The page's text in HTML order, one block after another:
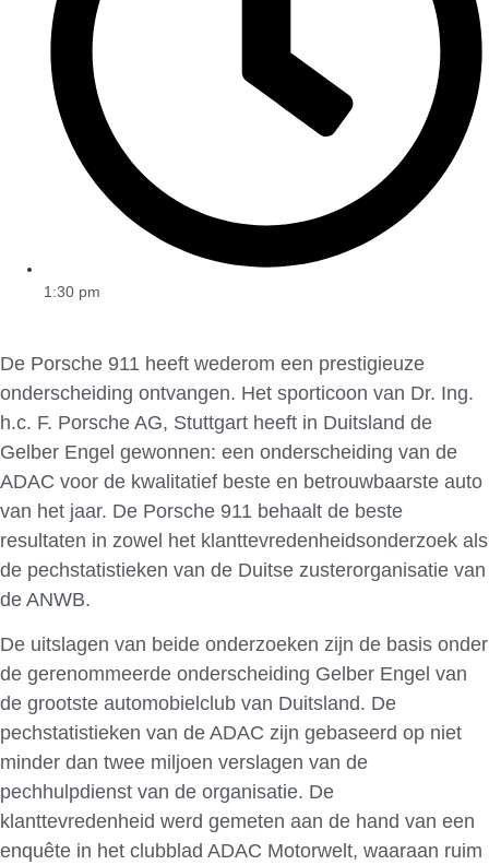
1:30 pm
De Porsche 911 heeft wederom een prestigieuze
onderscheiding ontvangen. Het sporticoon van Dr. Ing.
h.c. F. Porsche AG, Stuttgart heeft in Duitsland de
Gelber Engel gewonnen: een onderscheiding van de
ADAC voor de kwalitatief beste en betrouwbaarste auto
van het jaar. De Porsche 911 behaalt de beste
resultaten in zowel het klanttevredenheidsonderzoek als
de pechstatistieken van de Duitse zusterorganisatie van
de ANWB.
De uitslagen van beide onderzoeken zijn de basis onder
de gerenommeerde onderscheiding Gelber Engel van
de grootste automobielclub van Duitsland. De
pechstatistieken van de ADAC zijn gebaseerd op niet
minder dan twee miljoen verslagen van de
pechhulpdienst van de organisatie. De
klanttevredenheid werd gemeten aan de hand van een
enquête in het clubblad ADAC Motorwelt, waaraan ruim